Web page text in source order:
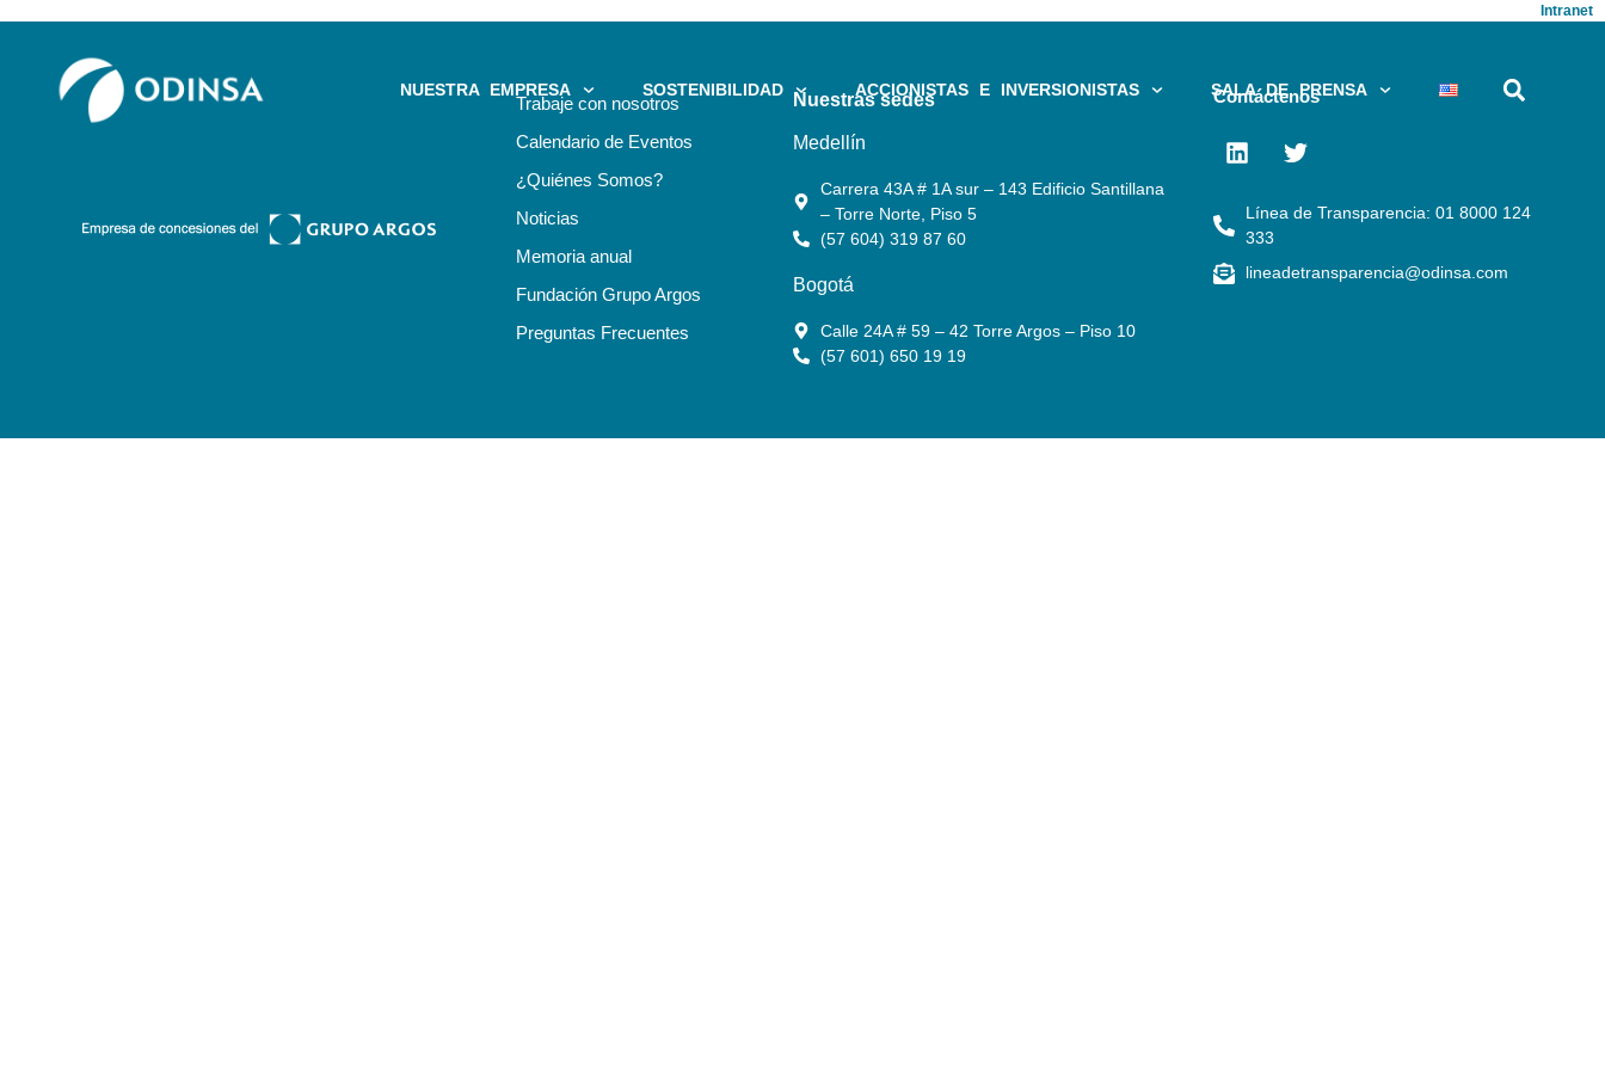
Intranet
NUESTRA EMPRESA SOSTENIBILIDAD ACCIONISTAS E INVERSIONISTAS SALA DE PRENSA
Trabaje con nosotros
Calendario de Eventos
¿Quiénes Somos?
Noticias
Memoria anual
Fundación Grupo Argos
Preguntas Frecuentes
Nuestras sedes
Medellín
Carrera 43A # 1A sur – 143 Edificio Santillana
– Torre Norte, Piso 5
(57 604) 319 87 60
Bogotá
Calle 24A # 59 – 42 Torre Argos – Piso 10
(57 601) 650 19 19
Contáctenos
Línea de Transparencia: 01 8000 124
333
lineadetransparencia@odinsa.com